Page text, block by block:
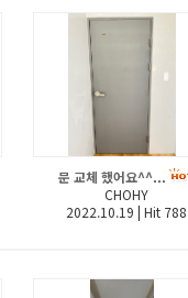
문 교체 했어요^^...
CHOHY
2022.10.19 | Hit 788